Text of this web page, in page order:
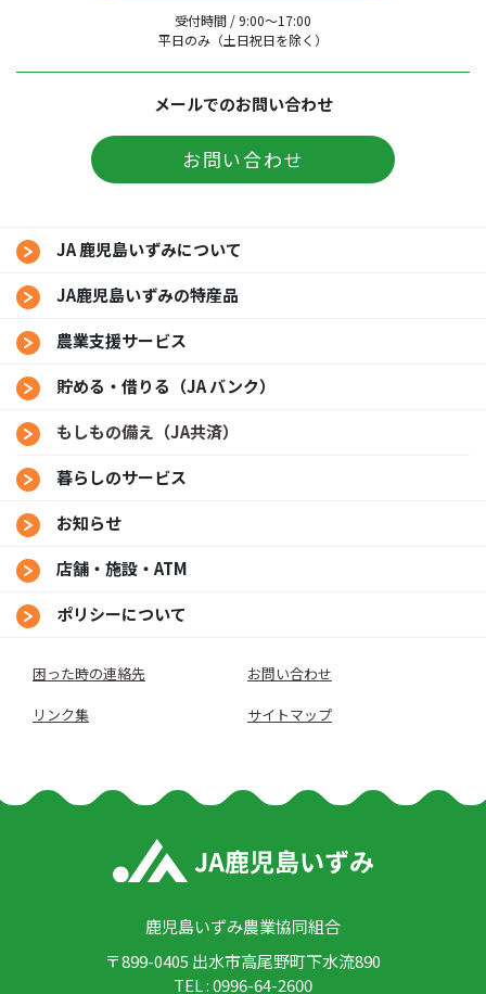
受付時間 / 9:00〜17:00
平日のみ（土日祝日を除く）
メールでのお問い合わせ
お問い合わせ
JA 鹿児島いずみについて
JA鹿児島いずみの特産品
農業支援サービス
貯める・借りる（JA バンク）
もしもの備え（JA共済）
暮らしのサービス
お知らせ
店舗・施設・ATM
ポリシーについて
困った時の連絡先
お問い合わせ
リンク集
サイトマップ
鹿児島いずみ農業協同組合
〒899-0405 出水市高尾野町下水流890
TEL : 0996-64-2600